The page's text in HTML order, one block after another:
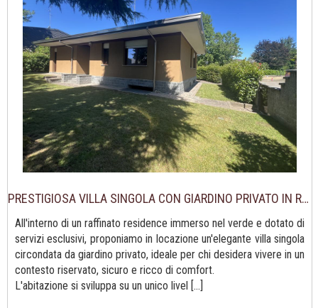
PRESTIGIOSA VILLA SINGOLA CON GIARDINO PRIVATO IN RESIDENCE ESCLUSIVO
All'interno di un raffinato residence immerso nel verde e dotato di
servizi esclusivi, proponiamo in locazione un'elegante villa singola
circondata da giardino privato, ideale per chi desidera vivere in un
contesto riservato, sicuro e ricco di comfort.
L'abitazione si sviluppa su un unico livel [...]